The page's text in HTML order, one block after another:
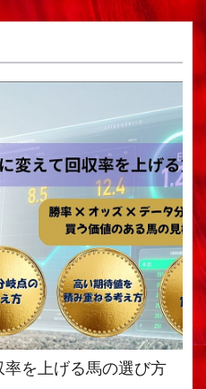
を上げる馬の選び方